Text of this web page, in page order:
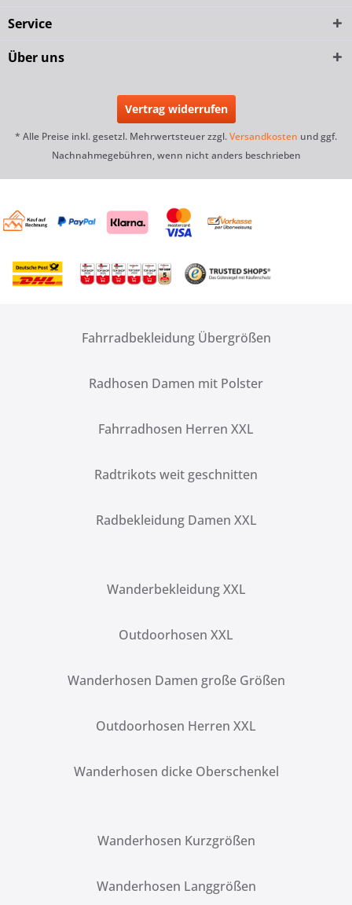
Service
Über uns
Vertrag widerrufen
* Alle Preise inkl. gesetzl. Mehrwertsteuer zzgl.Versandkosten und ggf.
Nachnahmegebühren, wenn nicht anders beschrieben
Fahrradbekleidung Übergrößen
Radhosen Damen mit Polster
Fahrradhosen Herren XXL
Radtrikots weit geschnitten
Radbekleidung Damen XXL
Wanderbekleidung XXL
Outdoorhosen XXL
Wanderhosen Damen große Größen
Outdoorhosen Herren XXL
Wanderhosen dicke Oberschenkel
Wanderhosen Kurzgrößen
Wanderhosen Langgrößen